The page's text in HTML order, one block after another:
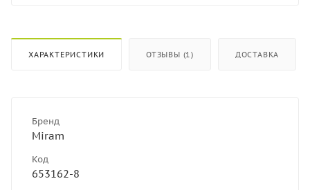
ХАРАКТЕРИСТИКИ ОТЗЫВЫ (1) ДОСТАВКА
Бренд
Miram
Код
653162-8